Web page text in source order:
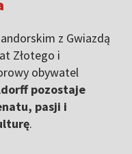
z Gwiazdą
Złotego i
obywatel
pozostaje
pasji i
.